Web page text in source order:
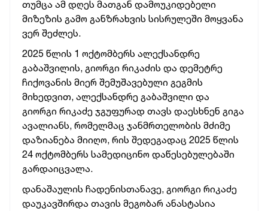
თუმცა ამ დღეს მათგან დამოუკიდებელი
მიზეზის გამო განზრახვის სისრულეში მოყვანა
ვერ შეძლეს.
2025 წლის 1 ოქტომბერს ალექსანდრე
გაბაშვილის, გიორგი რიკაძის და დემეტრე
ჩიქოვანის მიერ შემუშავებული გეგმის
მიხედვით, ალექსანდრე გაბაშვილი და
გიორგი რიკაძე ჯგუფურად თავს დაესხნენ გიგა
ავალიანს, რომელმაც ჯანმრთელობის მძიმე
დაზიანება მიიღო, რის შედეგადაც 2025 წლის
24 ოქტომბერს სამედიცინო დაწესებულებაში
გარდაიცვალა.
დანაშაულის ჩადენისთანავე, გიორგი რიკაძე
დაუკავშირდა თავის მეგობარ ანასტასია